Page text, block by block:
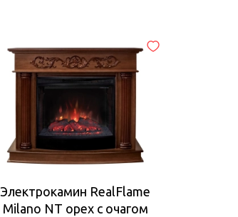
Купить
Электрокамин RealFlame
Milano NT орех с очагом